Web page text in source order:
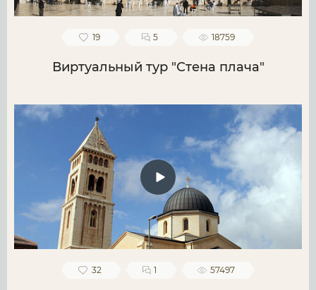
19 5 18759
Виртуальный тур "Стена плача"
32 1 57497